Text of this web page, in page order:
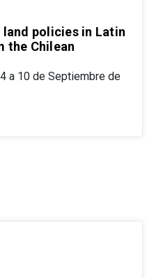
policies in Latin
the Chilean
a 10 de Septiembre de